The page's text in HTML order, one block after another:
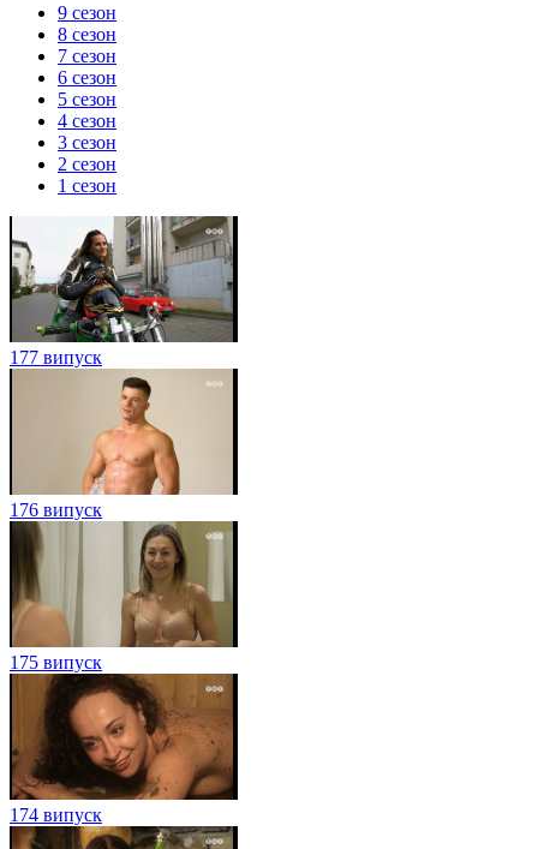
9 сезон
8 сезон
7 сезон
6 сезон
5 сезон
4 сезон
3 сезон
2 сезон
1 сезон
177 випуск
176 випуск
175 випуск
174 випуск